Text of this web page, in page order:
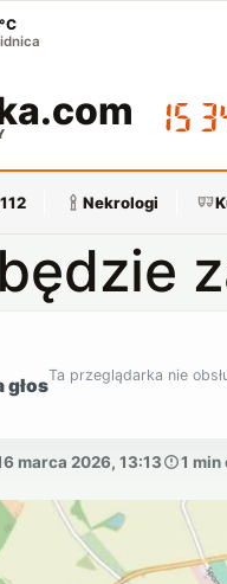
.com
112 Nekrologi
głosTa przeglądarka nie
marca 2026, 13:13 1 min